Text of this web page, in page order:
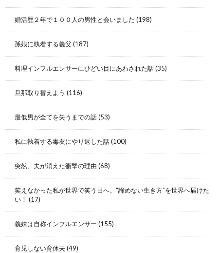
婚活歴２年で１００人の男性と会いました (198)
孫娘に執着する義父 (187)
料理インフルエンサーにひどい目にあわされた話(35)
旦那取り替えよう (116)
最低男が全てを失うまでの話(53)
私に執着する毒友にやり返した話(100)
突然、夫が消えた衝撃の理由 (68)
笑えなかった私が世界で笑う日へ。”諦めない生き方”を世界へ届けた
い！ (17)
義妹は自称インフルエンサー (155)
育児しない育休夫 (49)